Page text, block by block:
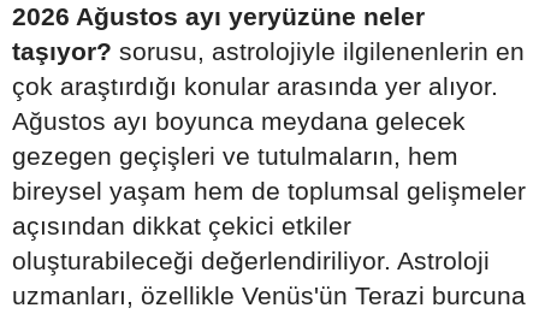
2026 Ağustos ayı yeryüzüne neler
taşıyor? sorusu, astrolojiyle ilgilenenlerin en
çok araştırdığı konular arasında yer alıyor.
Ağustos ayı boyunca meydana gelecek
gezegen geçişleri ve tutulmaların, hem
bireysel yaşam hem de toplumsal gelişmeler
açısından dikkat çekici etkiler
oluşturabileceği değerlendiriliyor. Astroloji
uzmanları, özellikle Venüs'ün Terazi burcuna